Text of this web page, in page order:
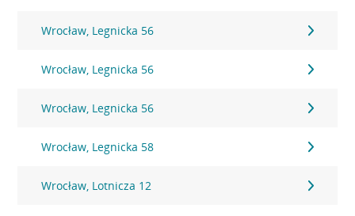
Wrocław, Legnicka 56
Wrocław, Legnicka 56
Wrocław, Legnicka 56
Wrocław, Legnicka 58
Wrocław, Lotnicza 12